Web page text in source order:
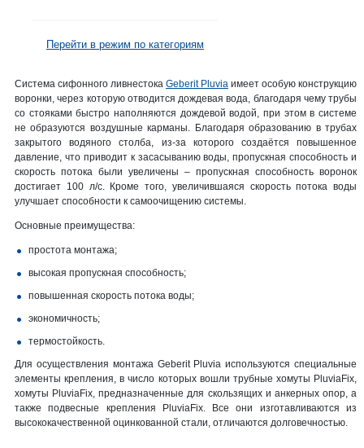
Перейти в режим по категориям
Система сифонного ливнестока Geberit Pluvia имеет особую конструкцию
воронки, через которую отводится дождевая вода, благодаря чему трубы
со стояками быстро наполняются дождевой водой, при этом в системе
не образуются воздушные карманы. Благодаря образованию в трубах
закрытого водяного столба, из-за которого создаётся повышенное
давление, что приводит к засасыванию воды, пропускная способность и
скорость потока были увеличены – пропускная способность воронок
достигает 100 л/с. Кроме того, увеличившаяся скорость потока воды
улучшает способности к самоочищению системы.
Основные преимущества:
простота монтажа;
высокая пропускная способность;
повышенная скорость потока воды;
экономичность;
термостойкость.
Для осуществления монтажа Geberit Pluvia используются специальные
элементы крепления, в число которых вошли трубные хомуты PluviaFix,
хомуты PluviaFix, предназначенные для скользящих и анкерных опор, а
также подвесные крепления PluviaFix. Все они изготавливаются из
высококачественной оцинкованной стали, отличаются долговечностью.